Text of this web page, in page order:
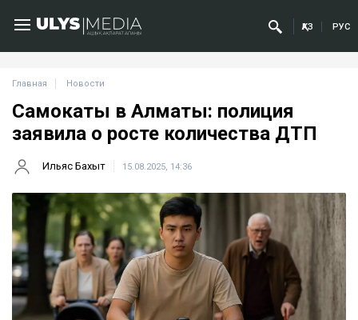
ҚАЗ РУС
Главная Новости
Самокаты в Алматы: полиция
заявила о росте количества ДТП
Ильяс Бахыт 15.08.2025, 14:36